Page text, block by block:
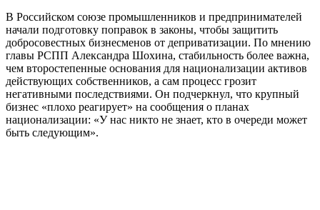
В Российском союзе промышленников и предпринимателей
начали подготовку поправок в законы, чтобы защитить
добросовестных бизнесменов от деприватизации. По мнению
главы РСПП Александра Шохина, стабильность более важна,
чем второстепенные основания для национализации активов
действующих собственников, а сам процесс грозит
негативными последствиями. Он подчеркнул, что крупный
бизнес «плохо реагирует» на сообщения о планах
национализации: «У нас никто не знает, кто в очереди может
быть следующим».